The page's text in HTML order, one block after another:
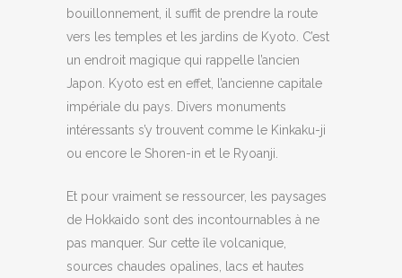
bouillonnement, il suffit de prendre la route
vers les temples et les jardins de Kyoto. C’est
un endroit magique qui rappelle l’ancien
Japon. Kyoto est en effet, l’ancienne capitale
impériale du pays. Divers monuments
intéressants s’y trouvent comme le Kinkaku-ji
ou encore le Shoren-in et le Ryoanji.
Et pour vraiment se ressourcer, les paysages
de Hokkaido sont des incontournables à ne
pas manquer. Sur cette île volcanique,
sources chaudes opalines, lacs et hautes